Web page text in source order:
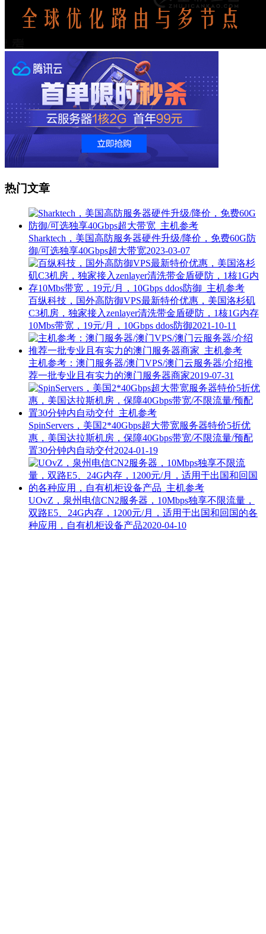
热门文章
Sharktech，美国高防服务器硬件升级/降价，免费60G防
御/可选独享40Gbps超大带宽2023-03-07
百纵科技，国外高防御VPS最新特价优惠，美国洛杉矶
C3机房，独家接入zenlayer清洗带金盾硬防，1核1G内存
10Mbs带宽，19元/月，10Gbps ddos防御2021-10-11
主机参考：澳门服务器/澳门VPS/澳门云服务器/介绍推
荐一批专业且有实力的澳门服务器商家2019-07-31
SpinServers，美国2*40Gbps超大带宽服务器特价5折优
惠，美国达拉斯机房，保障40Gbps带宽/不限流量/预配
置30分钟内自动交付2024-01-19
UOvZ，泉州电信CN2服务器，10Mbps独享不限流量，
双路E5、24G内存，1200元/月，适用于出国和回国的各
种应用，自有机柜设备产品2020-04-10